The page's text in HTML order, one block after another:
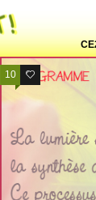
10 2